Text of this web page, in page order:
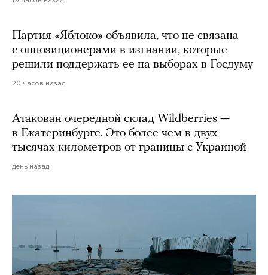
Партия «Яблоко» объявила, что не связана
с оппозиционерами в изгнании, которые
решили поддержать ее на выборах в Госдуму
20 часов назад
Атакован очередной склад Wildberries —
в Екатеринбурге. Это более чем в двух
тысячах километров от границы с Украиной
день назад